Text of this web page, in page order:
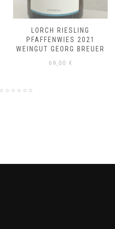
LORCH RIESLING
PFAFFENWIES 2021
WEINGUT GEORG BREUER
69,00 €